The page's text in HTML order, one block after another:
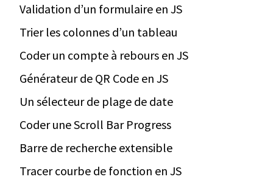
Validation d’un formulaire en JS
Trier les colonnes d’un tableau
Coder un compte à rebours en JS
Générateur de QR Code en JS
Un sélecteur de plage de date
Coder une Scroll Bar Progress
Barre de recherche extensible
Tracer courbe de fonction en JS